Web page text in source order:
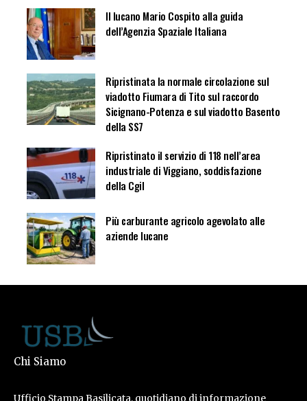
Il lucano Mario Cospito alla guida
dell’Agenzia Spaziale Italiana
Ripristinata la normale circolazione sul
viadotto Fiumara di Tito sul raccordo
Sicignano-Potenza e sul viadotto Basento
della SS7
Ripristinato il servizio di 118 nell’area
industriale di Viggiano, soddisfazione
della Cgil
Più carburante agricolo agevolato alle
aziende lucane
Chi Siamo
Ufficio Stampa Basilicata, quotidiano di informazione